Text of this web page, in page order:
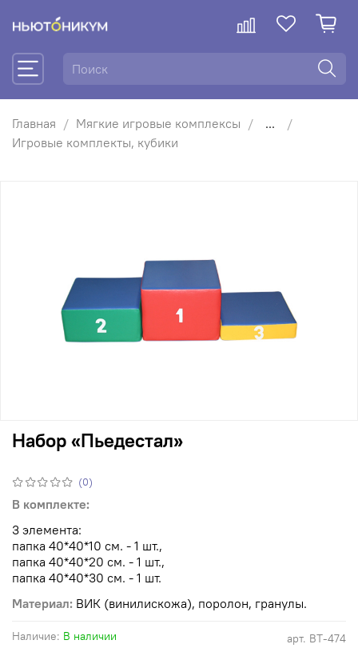
Главная Мягкие игровые комплексы
...
Игровые комплекты, кубики
(0)
арт. ВТ-474
Наличие: В наличии
Набор «Пьедестал»
В комплекте:
3 элемента:
папка 40*40*10 см. - 1 шт.,
папка 40*40*20 см. - 1 шт.,
папка 40*40*30 см. - 1 шт.
Материал: ВИК (винилискожа), поролон, гранулы.